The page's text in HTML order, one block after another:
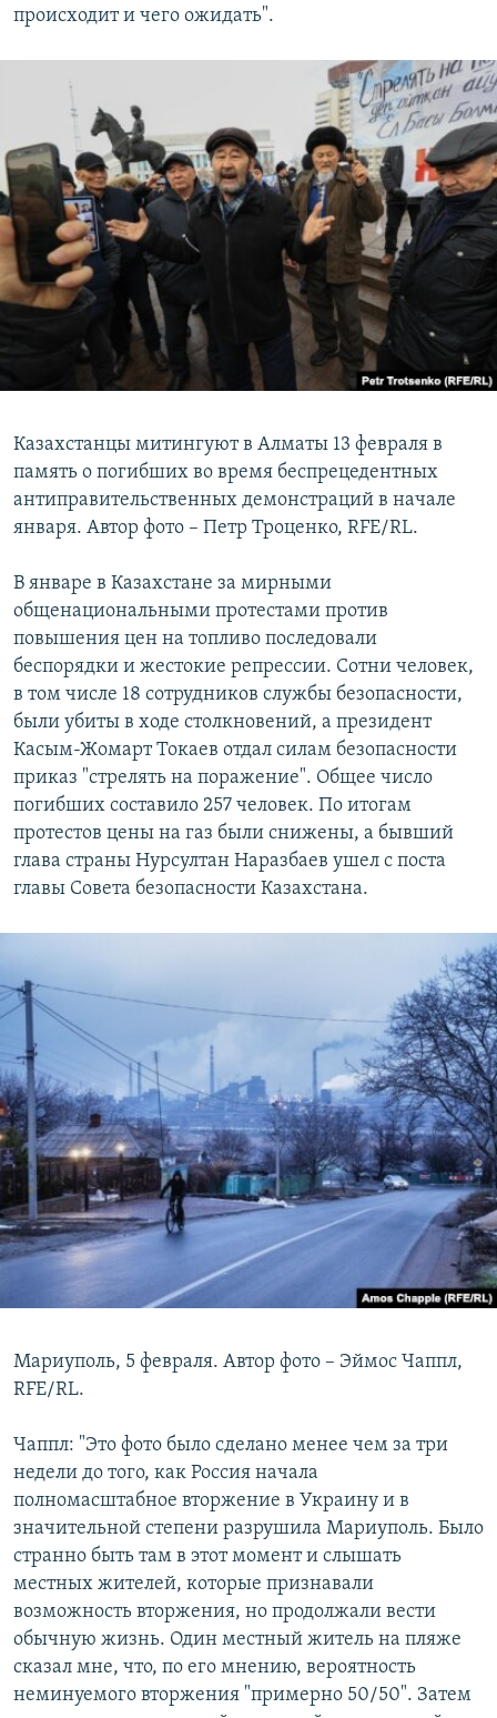
происходит и чего ожидать".
Казахстанцы митингуют в Алматы 13 февраля в
память о погибших во время беспрецедентных
антиправительственных демонстраций в начале
января. Автор фото – Петр Троценко, RFE/RL.
В январе в Казахстане за мирными
общенациональными протестами против
повышения цен на топливо последовали
беспорядки и жестокие репрессии. Сотни человек,
в том числе 18 сотрудников службы безопасности,
были убиты в ходе столкновений, а президент
Касым-Жомарт Токаев отдал силам безопасности
приказ "стрелять на поражение". Общее число
погибших составило 257 человек. По итогам
протестов цены на газ были снижены, а бывший
глава страны Нурсултан Наразбаев ушел с поста
главы Совета безопасности Казахстана.
Мариуполь, 5 февраля. Автор фото – Эймос Чаппл,
RFE/RL.
Чаппл: "Это фото было сделано менее чем за три
недели до того, как Россия начала
полномасштабное вторжение в Украину и в
значительной степени разрушила Мариуполь. Было
странно быть там в этот момент и слышать
местных жителей, которые признавали
возможность вторжения, но продолжали вести
обычную жизнь. Один местный житель на пляже
сказал мне, что, по его мнению, вероятность
неминуемого вторжения "примерно 50/50". Затем